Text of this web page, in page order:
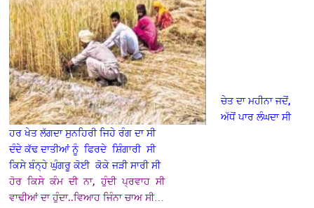
ਚੇਤ ਦਾ ਮਹੀਨਾ ਜਦੋਂ,
ਅੱਧੋਂ ਪਾਰ ਲੰਘਦਾ ਸੀ
ਹਰ ਖੇਤ ਲੱਗਦਾ ਸੁਨਹਿਰੀ ਜਿਹੇ ਰੰਗ ਦਾ ਸੀ
ਦੰਦੇ ਕੱਢ ਦਾਤੀਆਂ ਨੂੰ ਫਿਰਦੇ ਸ਼ਿੰਗਾਰੀ ਸੀ
ਕਿਸੇ ਬੰਨ੍ਹੇ ਘੁੰਗਰੂ ਕੋਈ ਕੋਕੇ ਜੜੀ ਸਾਰੀ ਸੀ
ਹੋਰ ਕਿਸੇ ਕੰਮ ਦੀ ਨਾ, ਹੁੰਦੀ ਪ੍ਰਵਾਹ ਸੀ
ਵਾਢੀਆਂ ਦਾ ਹੁੰਦਾ..ਵਿਆਹ ਜਿੰਨਾ ਚਾਅ ਸੀ…